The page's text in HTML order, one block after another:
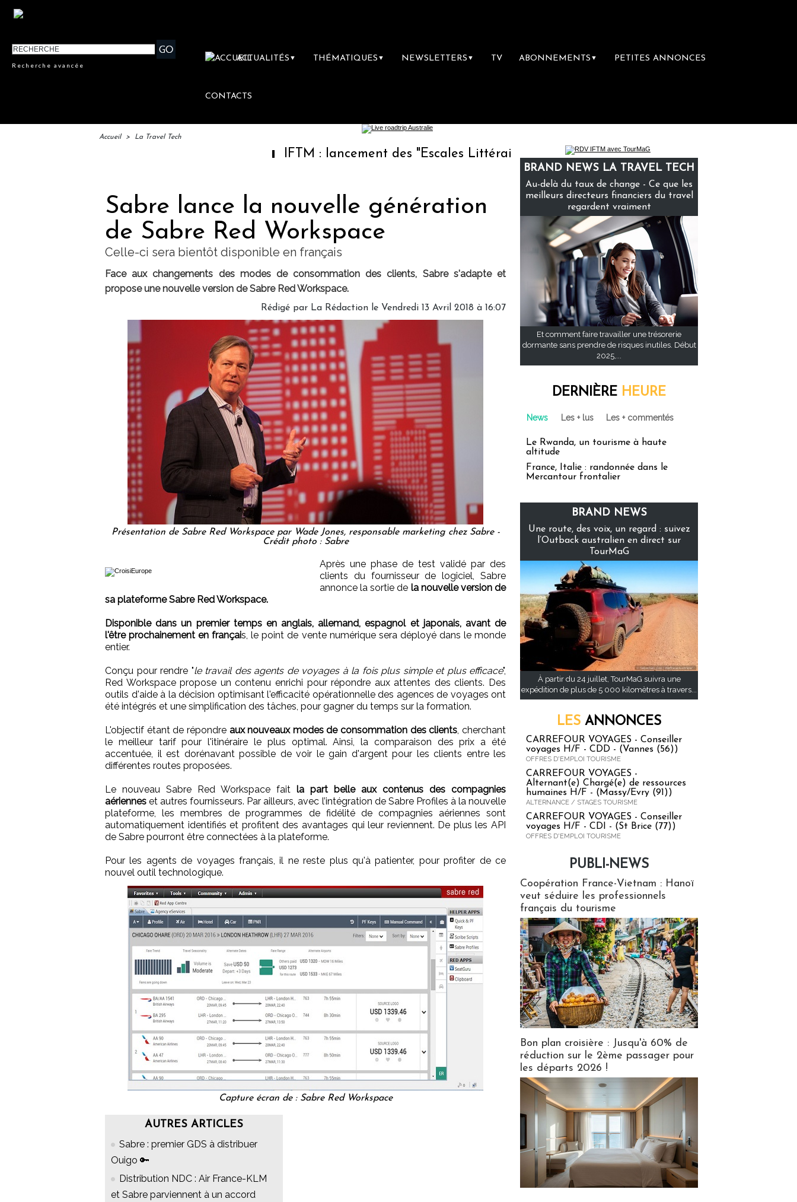
Recherche avancée
ACTUALITÉS ▼ THÉMATIQUES ▼ NEWSLETTERS ▼ TV ABONNEMENTS ▼ PETITES ANNONCES
CONTACTS
Accueil > La Travel Tech
IFTM : lancement des "Escales Littéraires", la première librairie du voyage
Sabre lance la nouvelle génération
de Sabre Red Workspace
Celle-ci sera bientôt disponible en français
Face aux changements des modes de consommation des clients, Sabre s'adapte et
propose une nouvelle version de Sabre Red Workspace.
Rédigé par La Rédaction le Vendredi 13 Avril 2018 à 16:07
Présentation de Sabre Red Workspace par Wade Jones, responsable marketing chez Sabre -
Crédit photo : Sabre
Après une phase de test validé par des
clients du fournisseur de logiciel, Sabre
annonce la sortie de la nouvelle version de
sa plateforme Sabre Red Workspace.
Disponible dans un premier temps en anglais, allemand, espagnol et japonais, avant de
l'être prochainement en français, le point de vente numérique sera déployé dans le monde
entier.
Conçu pour rendre "le travail des agents de voyages à la fois plus simple et plus efficace",
Red Workspace propose un contenu enrichi pour répondre aux attentes des clients. Des
outils d'aide à la décision optimisant l'efficacité opérationnelle des agences de voyages ont
été intégrés et une simplification des tâches, pour gagner du temps sur la formation.
L'objectif étant de répondre aux nouveaux modes de consommation des clients, cherchant
le meilleur tarif pour l'itinéraire le plus optimal. Ainsi, la comparaison des prix a été
accentuée, il est dorénavant possible de voir le gain d'argent pour les clients entre les
différentes routes proposées.
Le nouveau Sabre Red Workspace fait la part belle aux contenus des compagnies
aériennes et autres fournisseurs. Par ailleurs, avec l’intégration de Sabre Profiles à la nouvelle
plateforme, les membres de programmes de fidélité de compagnies aériennes sont
automatiquement identifiés et profitent des avantages qui leur reviennent. De plus les API
de Sabre pourront être connectées à la plateforme.
Pour les agents de voyages français, il ne reste plus qu'à patienter, pour profiter de ce
nouvel outil technologique.
Capture écran de : Sabre Red Workspace
AUTRES ARTICLES
Sabre : premier GDS à distribuer
Ouigo 🔑
Distribution NDC : Air France-KLM
et Sabre parviennent à un accord
BRAND NEWS LA TRAVEL TECH
Au-delà du taux de change - Ce que les
meilleurs directeurs financiers du travel
regardent vraiment
Et comment faire travailler une trésorerie
dormante sans prendre de risques inutiles. Début
2025,...
DERNIÈRE HEURE
News Les + lus Les + commentés
Le Rwanda, un tourisme à haute
altitude
France, Italie : randonnée dans le
Mercantour frontalier
BRAND NEWS
Une route, des voix, un regard : suivez
l’Outback australien en direct sur
TourMaG
À partir du 24 juillet, TourMaG suivra une
expédition de plus de 5 000 kilomètres à travers...
LES ANNONCES
CARREFOUR VOYAGES - Conseiller
voyages H/F - CDD - (Vannes (56))
OFFRES D'EMPLOI TOURISME
CARREFOUR VOYAGES -
Alternant(e) Chargé(e) de ressources
humaines H/F - (Massy/Evry (91))
ALTERNANCE / STAGES TOURISME
CARREFOUR VOYAGES - Conseiller
voyages H/F - CDI - (St Brice (77))
OFFRES D'EMPLOI TOURISME
PUBLI-NEWS
Coopération France-Vietnam : Hanoï
veut séduire les professionnels
français du tourisme
Bon plan croisière : Jusqu'à 60% de
réduction sur le 2ème passager pour
les départs 2026 !